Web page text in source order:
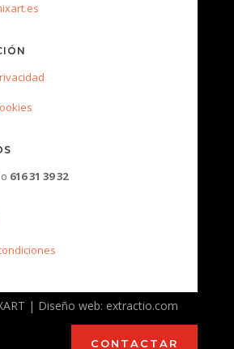
o 616 31 39 32
| Diseño web: extractio.com
CONTACTAR